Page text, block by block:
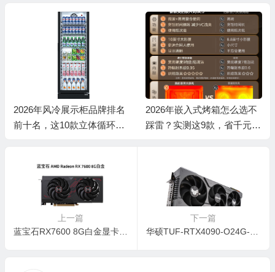
2026年风冷展示柜品牌排名
前十名，这10款立体循环制
2026年嵌入式烤箱怎么选不
踩雷？实测这9款，省千元还
上一篇
蓝宝石RX7600 8G白金显卡深度测评：性能与性价比的完美结合？
下一篇